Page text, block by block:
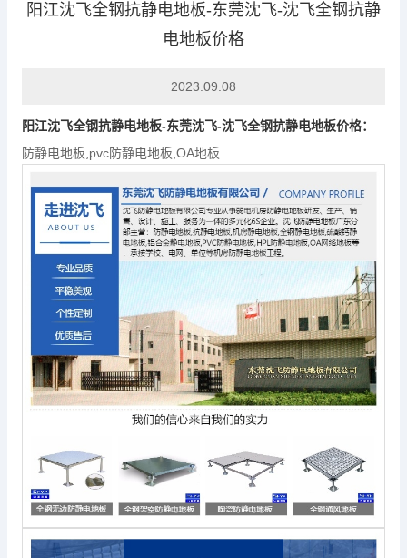
阳江沈飞全钢抗静电地板-东莞沈飞-沈飞全钢抗静
电地板价格
2023.09.08
阳江沈飞全钢抗静电地板-东莞沈飞-沈飞全钢抗静电地板价格：
防静电地板 pvc防静电地板 OA地板